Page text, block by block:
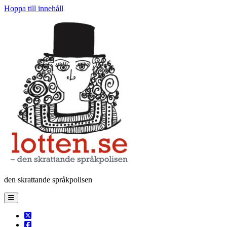
Hoppa till innehåll
den skrattande språkpolisen
öppna
primär
twitter
facebook